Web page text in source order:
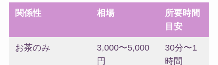
関係性 相場
所要時間
目安
お茶のみ
3,000〜5,000
円
30分〜1
時間